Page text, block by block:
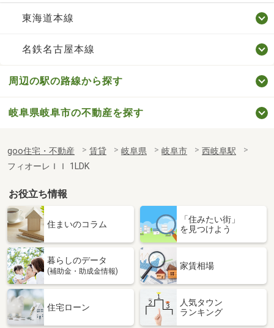
東海道本線
名鉄名古屋本線
周辺の駅の路線から探す
岐阜県岐阜市の不動産を探す
goo住宅・不動産 賃貸 岐阜県 岐阜市
西岐阜駅
フィオーレＩＩ 1LDK
お役立ち情報
住まいのコラム
「住みたい街」
を見つけよう
暮らしのデータ
(補助金・助成金情報)
家賃相場
住宅ローン
人気タウン
ランキング